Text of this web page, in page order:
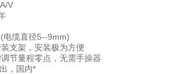
V
电缆直径5--9mm)
支架，安装极为方便
节量程零点，无需手操器
，国内*